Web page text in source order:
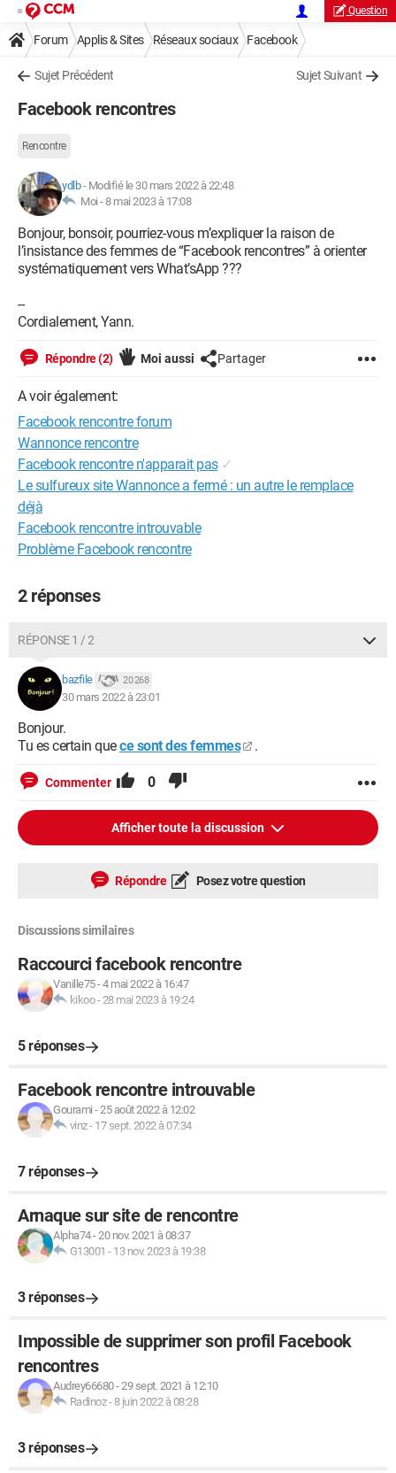
Question
Forum Applis & Sites Réseaux sociaux Facebook
Sujet Précédent Sujet Suivant
Facebook rencontres
Rencontre
ydlb- Modifié le 30 mars 2022 à 22:48
Moi -8 mai 2023 à 17:08
Bonjour, bonsoir, pourriez-vous m’expliquer la raison de
l’insistance des femmes de “Facebook rencontres” à orienter
systématiquement vers What’sApp ???
--
Cordialement, Yann.
Répondre (2) Moi aussi Partager
A voir également:
Facebook rencontre forum
Wannonce rencontre
Facebook rencontre n'apparait pas ✓
Le sulfureux site Wannonce a fermé : un autre le remplace
déjà
Facebook rencontre introuvable
Problème Facebook rencontre
2 réponses
RÉPONSE 1 / 2
bazfile 20 268
30 mars 2022 à 23:01
Bonjour.
Tu es certain quece sont des femmes .
Commenter 0
Afficher toute la discussion
Répondre Posez votre question
Discussions similaires
Raccourci facebook rencontre
Vanille75-4 mai 2022 à 16:47
kikoo-28 mai 2023 à 19:24
5 réponses
Facebook rencontre introuvable
Gourami -25 août 2022 à 12:02
vinz- 17 sept. 2022 à 07:34
7 réponses
Arnaque sur site de rencontre
Alpha74-20 nov. 2021 à 08:37
G13001 - 13 nov. 2023 à 19:38
3 réponses
Impossible de supprimer son profil Facebook
rencontres
Audrey66680-29 sept. 2021 à 12:10
Radinoz- 8 juin 2022 à 08:28
3 réponses